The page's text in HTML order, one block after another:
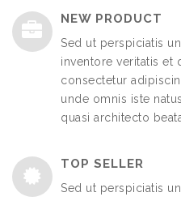
NEW PRODUCT
Sed ut perspiciatis
inventore veritatis et
consectetur
unde omnis iste
quasi architecto
TOP SELLER
Sed ut perspiciatis